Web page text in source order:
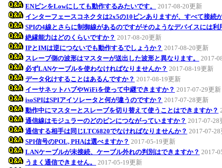
ENピンをLowにしても動作するみたいです。
2017-08-20更新
インターフェースコネクタは2x5の10ピンありますが、すべて接続
SPIの4線とさらに制御線があるのですがそのようなデバイスには利
絶縁能力はどのくらいですか？ 2017-08-20更新
IPとIMは逆につないでも動作するでしょうか？ 2017-08-20更新
スレーブ側の波形はマスターが送出した波形と異なります。
2017-
必ずLANケーブルを使わなければなりませんか？ 2017-08-19更新
データ化けすることはあるんですか？ 2017-08-19更新
イーサネットハブやWiFiを使って中継できますか？ 2017-07-29更新
isoSPIはSPIアイソレータと何が違うのですか？ 2017-07-28更新
動作中にマスターとスレーブを切り替えて使うことはできますか？
通信線はモジュラーのどのピンにつながっていますか？ 2017-07-28
通信する相手は同じLTC6820でなければなりませんか？ 2017-07-
SPI信号のPOL, PHAは選べますか？ 2017-05-19更新
LANケーブルが未接続、ケーブル外れの判別はできますか？ 2017-
うまく通信できません。
2017-05-19更新